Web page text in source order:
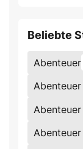
Beliebte
Abenteuer